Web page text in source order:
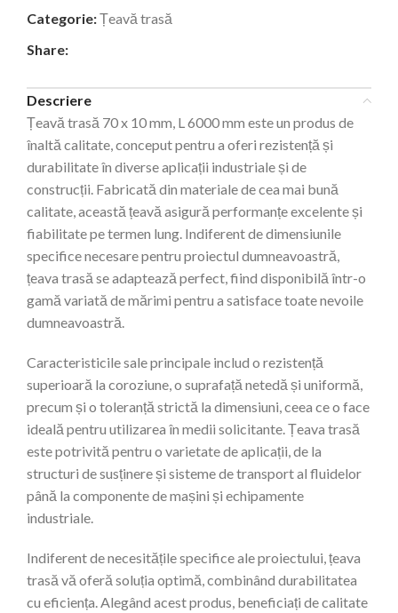
Categorie:Țeavă trasă
Share:
Descriere
Țeavă trasă 70 x 10 mm, L 6000 mm este un produs de
înaltă calitate, conceput pentru a oferi rezistență și
durabilitate în diverse aplicații industriale și de
construcții. Fabricată din materiale de cea mai bună
calitate, această țeavă asigură performanțe excelente și
fiabilitate pe termen lung. Indiferent de dimensiunile
specifice necesare pentru proiectul dumneavoastră,
țeava trasă se adaptează perfect, fiind disponibilă într-o
gamă variată de mărimi pentru a satisface toate nevoile
dumneavoastră.
Caracteristicile sale principale includ o rezistență
superioară la coroziune, o suprafață netedă și uniformă,
precum și o toleranță strictă la dimensiuni, ceea ce o face
ideală pentru utilizarea în medii solicitante. Țeava trasă
este potrivită pentru o varietate de aplicații, de la
structuri de susținere și sisteme de transport al fluidelor
până la componente de mașini și echipamente
industriale.
Indiferent de necesitățile specifice ale proiectului, țeava
trasă vă oferă soluția optimă, combinând durabilitatea
cu eficiența. Alegând acest produs, beneficiați de calitate